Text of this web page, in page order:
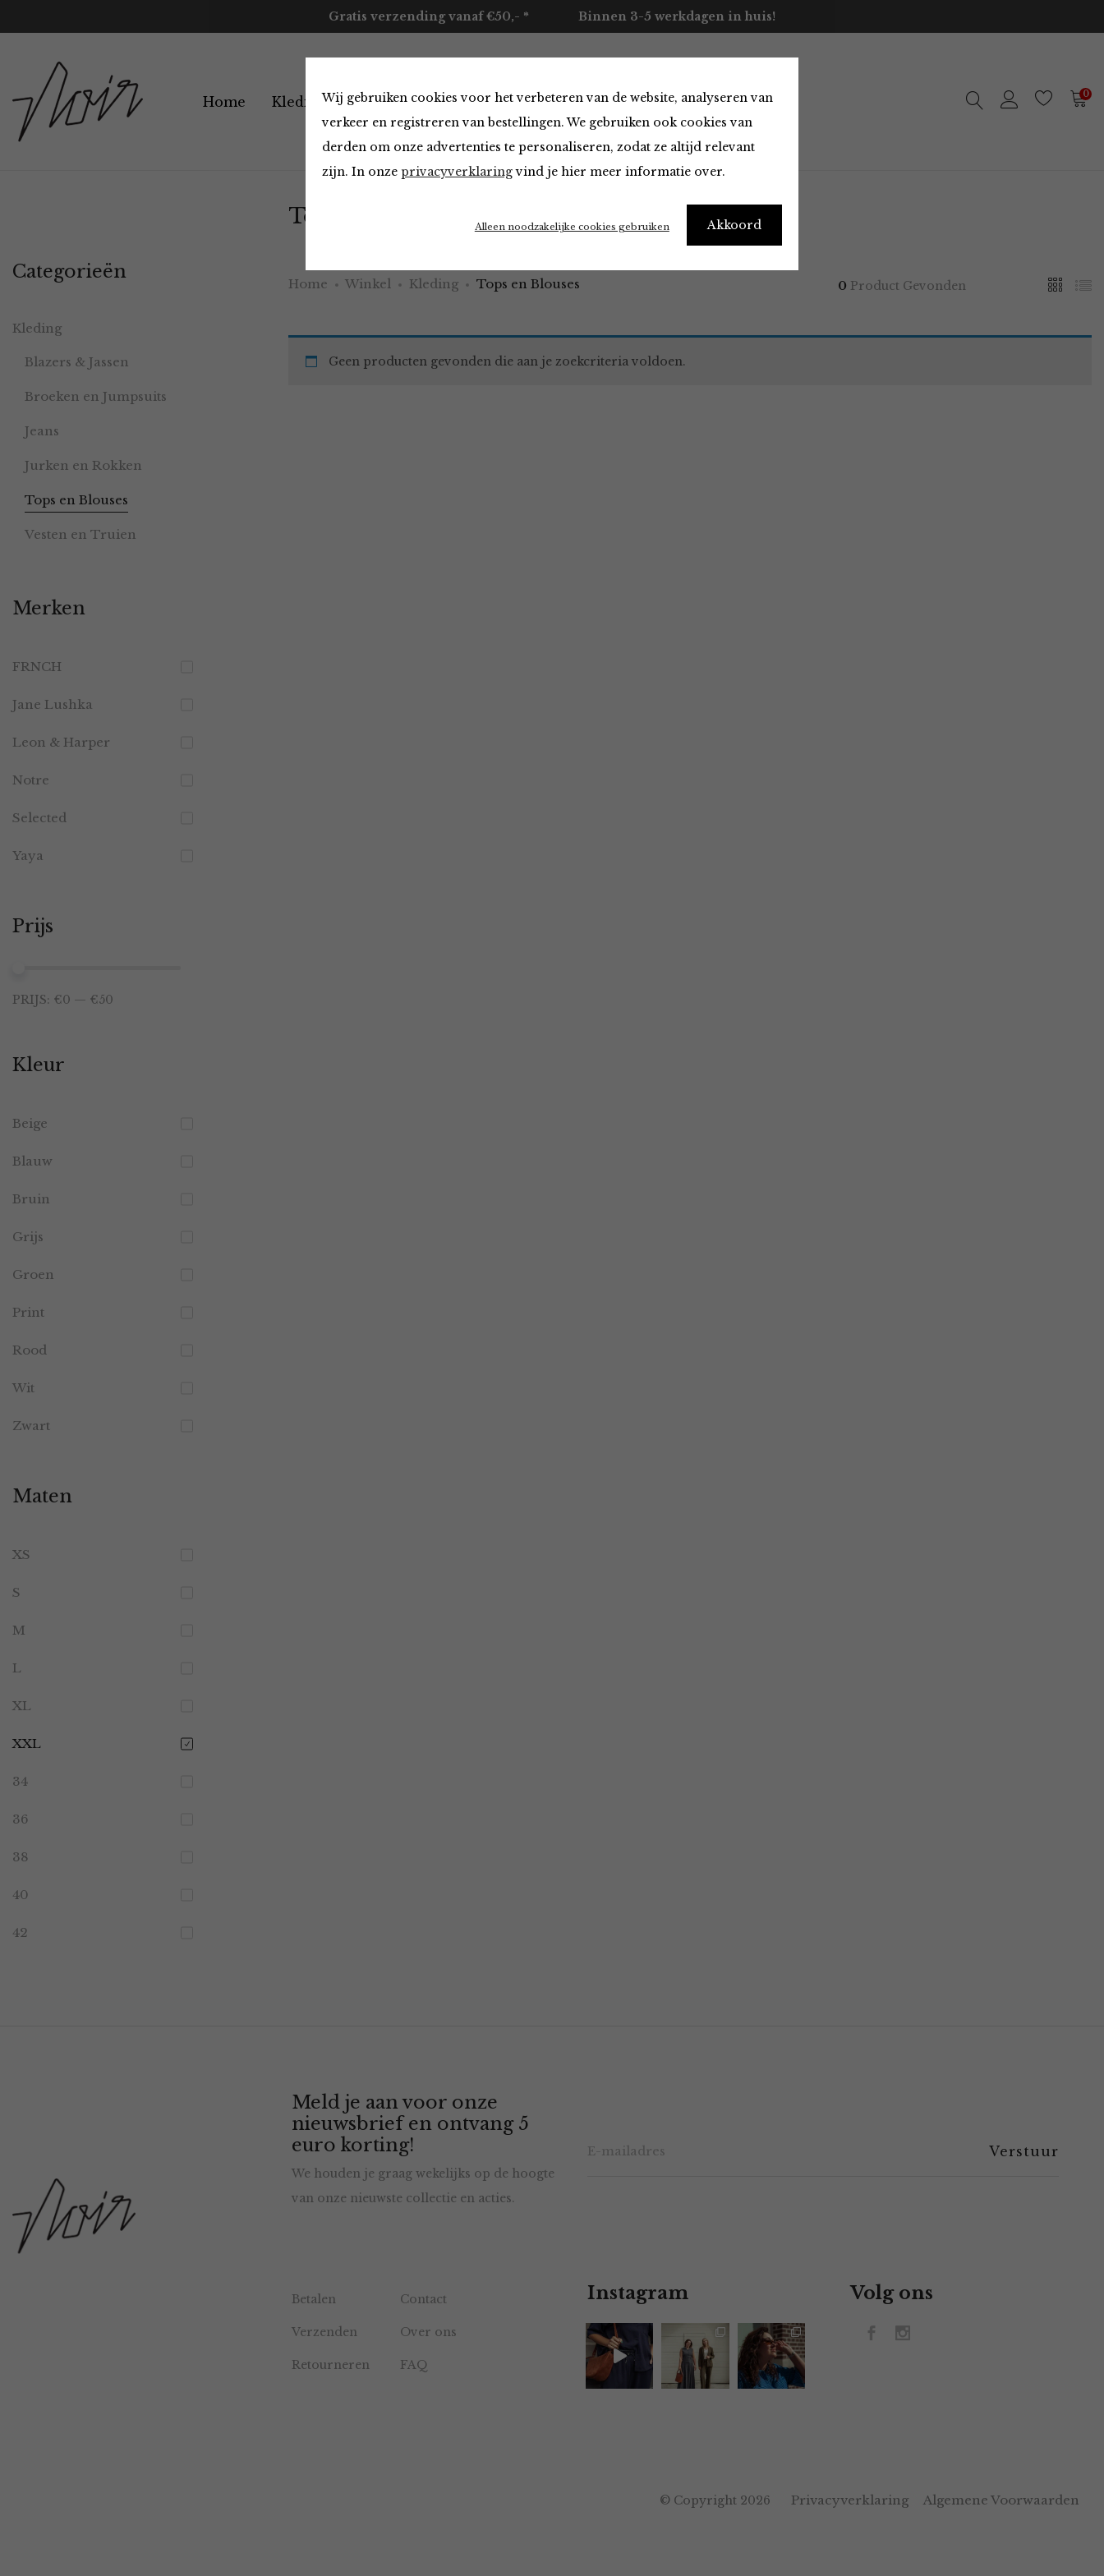
Wij gebruiken cookies voor het verbeteren van de website, analyseren van
verkeer en registreren van bestellingen. We gebruiken ook cookies van
derden om onze advertenties te personaliseren, zodat ze altijd relevant
zijn. In onze privacyverklaringvind je hier meer informatie over.
Akkoord
Alleen noodzakelijke cookies gebruiken
Gratis verzending vanaf €50,- * Binnen 3-5 werkdagen in huis!
Home Kleding Accessoires Merken Over ons Contact 0
Tops en Blouses
Home Winkel Kleding Tops en Blouses 0 Product Gevonden
Geen producten gevonden die aan je zoekcriteria voldoen.
Categorieën
Kleding
Blazers & Jassen
Broeken en Jumpsuits
Jeans
Jurken en Rokken
Tops en Blouses
Vesten en Truien
Merken
FRNCH
Jane Lushka
Leon & Harper
Notre
Selected
Yaya
Prijs
PRIJS: €0 — €50
Kleur
Beige
Blauw
Bruin
Grijs
Groen
Print
Rood
Wit
Zwart
Maten
XS
S
M
L
XL
XXL
34
36
38
40
42
Meld je aan voor onze
nieuwsbrief en ontvang 5
euro korting!
We houden je graag wekelijks op de hoogte
van onze nieuwste collectie en acties.
Betalen Contact
Verzenden Over ons
Retourneren FAQ
Instagram Volg ons
© Copyright 2026 Privacyverklaring Algemene Voorwaarden